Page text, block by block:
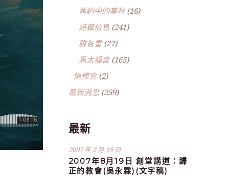
舊約中的基督(16)
詩篇信息(241)
雅各書(27)
馬太福音(165)
退修會(2)
最新消息(259)
最新
2007 年 2 月 19 日
2007年8月19日 創堂講道：歸
正的教會(吳永霖)(文字稿)